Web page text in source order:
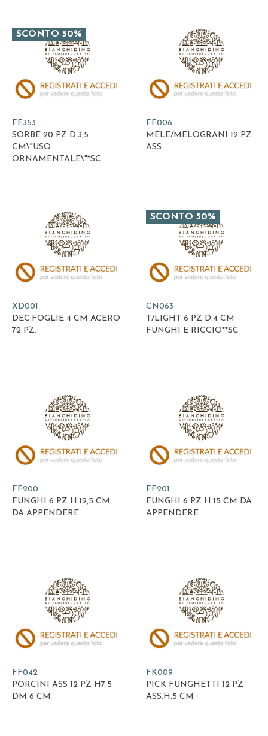
FF353
SORBE 20 PZ D.3,5
CM\"USO
ORNAMENTALE\"*SC
SCONTO 50%
FF006
MELE/MELOGRANI 12 PZ
ASS.
XD001
DEC.FOGLIE 4 CM ACERO
72 PZ.
CN063
T/LIGHT 6 PZ D.4 CM
FUNGHI E RICCIO**SC
SCONTO 50%
FF200
FUNGHI 6 PZ H.12,5 CM
DA APPENDERE
FF201
FUNGHI 6 PZ H.15 CM DA
APPENDERE
FF042
PORCINI ASS 12 PZ H7.5
DM 6 CM
FK009
PICK FUNGHETTI 12 PZ
ASS.H.5 CM